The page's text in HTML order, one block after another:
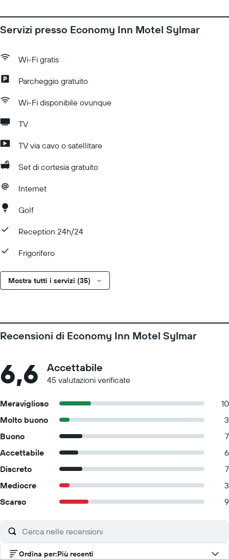
Servizi presso Economy Inn Motel Sylmar
Wi-Fi gratis
Parcheggio gratuito
Wi-Fi disponibile ovunque
TV
TV via cavo o satellitare
Set di cortesia gratuito
Internet
Golf
Reception 24h/24
Frigorifero
Mostra tutti i servizi (35)
Recensioni di Economy Inn Motel Sylmar
6,6 Accettabile
45 valutazioni verificate
Meraviglioso
10
Molto buono
3
Buono
7
Accettabile
6
Discreto
7
Mediocre
3
Scarso
9
Ordina per:Più recenti